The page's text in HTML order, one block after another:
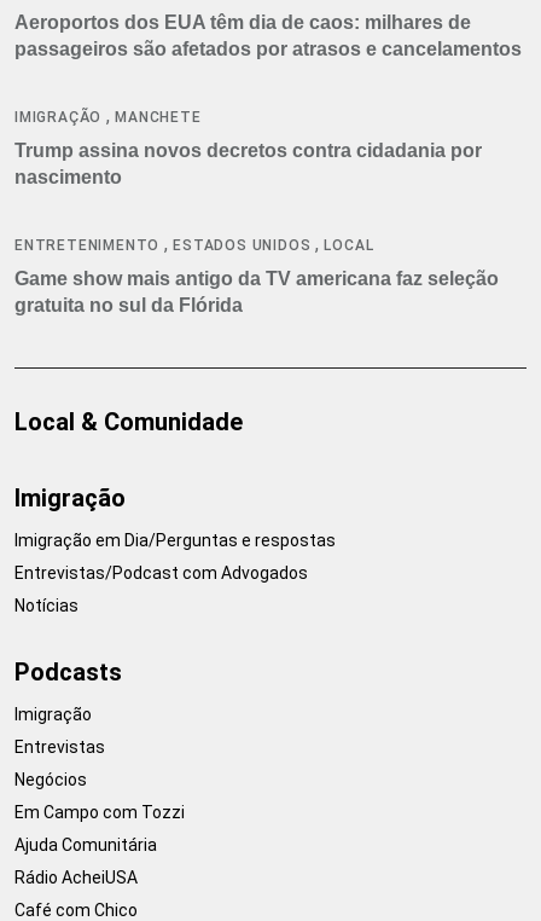
Aeroportos dos EUA têm dia de caos: milhares de
passageiros são afetados por atrasos e cancelamentos
IMIGRAÇÃO ,MANCHETE
Trump assina novos decretos contra cidadania por
nascimento
ENTRETENIMENTO ,ESTADOS UNIDOS ,LOCAL
Game show mais antigo da TV americana faz seleção
gratuita no sul da Flórida
Local & Comunidade
Imigração
Imigração em Dia/Perguntas e respostas
Entrevistas/Podcast com Advogados
Notícias
Podcasts
Imigração
Entrevistas
Negócios
Em Campo com Tozzi
Ajuda Comunitária
Rádio AcheiUSA
Café com Chico